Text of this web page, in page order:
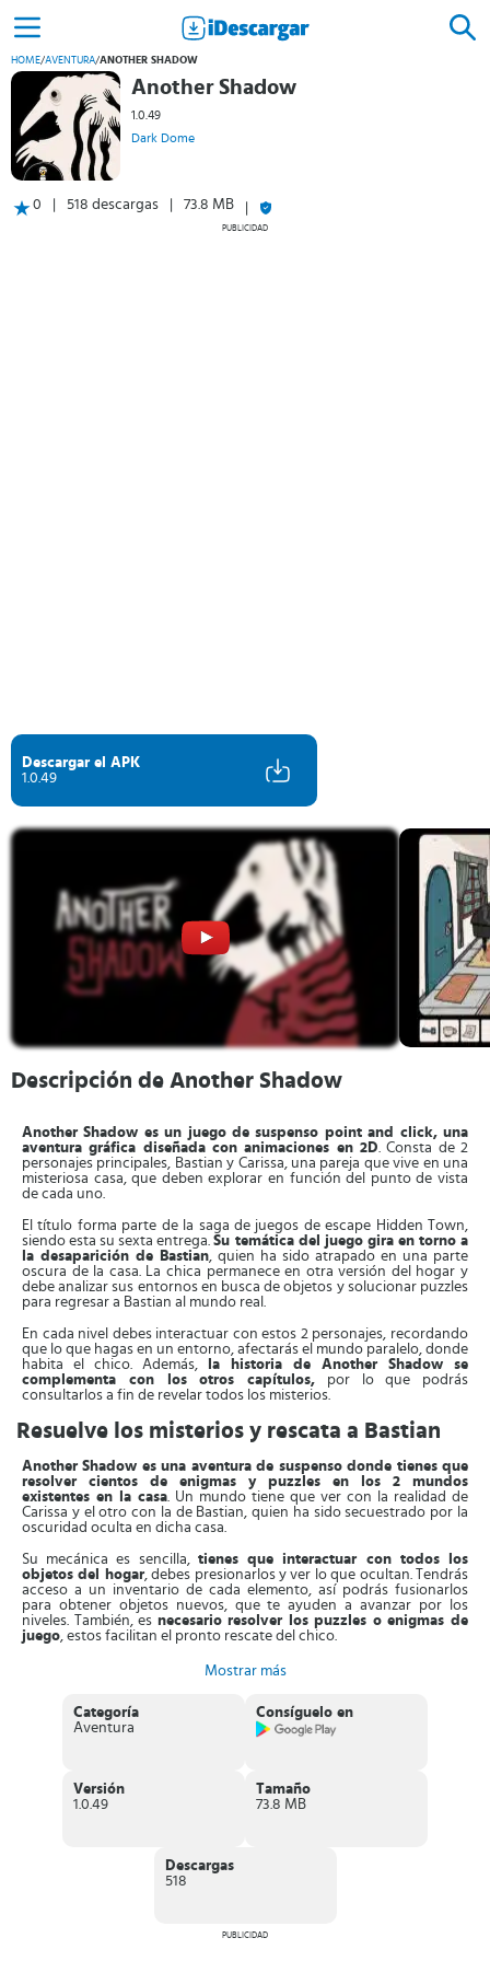
HOME/AVENTURA/ANOTHER SHADOW
Another Shadow
1.0.49
Dark Dome
0 518 descargas 73.8 MB
PUBLICIDAD
Descargar el APK
1.0.49
Descripción de Another Shadow
Another Shadow es un juego de suspenso point and click, una
aventura gráfica diseñada con animaciones en 2D. Consta de 2
personajes principales, Bastian y Carissa, una pareja que vive en una
misteriosa casa, que deben explorar en función del punto de vista
de cada uno.
El título forma parte de la saga de juegos de escape Hidden Town,
siendo esta su sexta entrega.Su temática del juego gira en torno a
la desaparición de Bastian, quien ha sido atrapado en una parte
oscura de la casa. La chica permanece en otra versión del hogar y
debe analizar sus entornos en busca de objetos y solucionar puzzles
para regresar a Bastian al mundo real.
En cada nivel debes interactuar con estos 2 personajes, recordando
que lo que hagas en un entorno, afectarás el mundo paralelo, donde
habita el chico. Además,
la historia de Another Shadow se
complementa con los otros capítulos, por lo que podrás
consultarlos a fin de revelar todos los misterios.
Resuelve los misterios y rescata a Bastian
Another Shadow es una aventura de suspenso donde tienes que
resolver cientos de enigmas y puzzles en los 2 mundos
existentes en la casa. Un mundo tiene que ver con la realidad de
Carissa y el otro con la de Bastian, quien ha sido secuestrado por la
oscuridad oculta en dicha casa.
Su mecánica es sencilla, tienes que interactuar con todos los
objetos del hogar, debes presionarlos y ver lo que ocultan. Tendrás
acceso a un inventario de cada elemento, así podrás fusionarlos
para obtener objetos nuevos, que te ayuden a avanzar por los
niveles. También, es necesario resolver los puzzles o enigmas de
juego, estos facilitan el pronto rescate del chico.
Notarás que, en la parte inferior de la pantalla está el inventario, allí
específicos del enigma que estés resolviendo. Gracias a sus
secuencias animadas, podrás resolver el misterio y conseguir las
permite acceder a una escena oculta, donde podrás participar en un
relato paralelo de Hidden Town con más puzzles. Esta versión no
Características de Another Shadow
Sus niveles están diseñados con gráficos artísticos en 2D
Mostrar más
Categoría
Aventura
Consíguelo en
Versión
1.0.49
Tamaño
73.8 MB
Descargas
518
PUBLICIDAD